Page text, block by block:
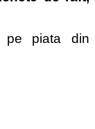
pe piata din